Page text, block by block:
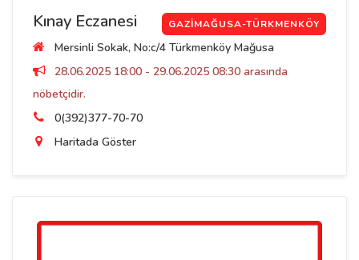
Kınay Eczanesi GAZIMAĞUSA-TÜRKMENKÖY
Mersinli Sokak, No:c/4 Türkmenköy Mağusa
28.06.2025 18:00 - 29.06.2025 08:30 arasında
nöbetçidir.
0(392)377-70-70
Haritada Göster